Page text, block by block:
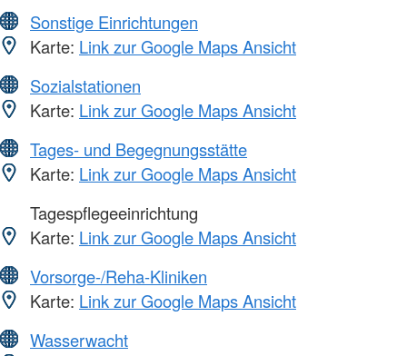
Sonstige Einrichtungen
Karte: Link zur Google Maps Ansicht
Sozialstationen
Karte: Link zur Google Maps Ansicht
Tages- und Begegnungsstätte
Karte: Link zur Google Maps Ansicht
Tagespflegeeinrichtung
Karte: Link zur Google Maps Ansicht
Vorsorge-/Reha-Kliniken
Karte: Link zur Google Maps Ansicht
Wasserwacht